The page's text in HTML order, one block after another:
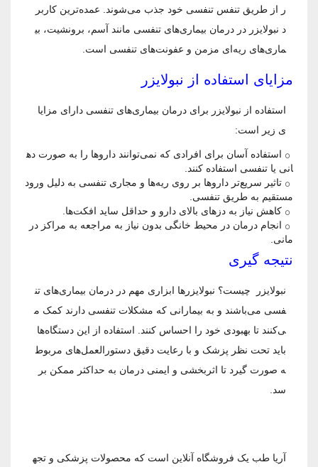
ر از طریق تنفس تنفسی خود جذب می‌شوند. عمده‌ترین کاربر
د نبولایزر در درمان بیماری‌های تنفسی مانند آسم، برونشیت، بی
ماری‌های ریه‌ای مزمن و عفونت‌های تنفسی است.
مزایای استفاده از نبولایزر
استفاده از نبولایزر برای درمان بیماری‌های تنفسی دارای مزایا
ی زیر است:
استفاده آسان برای افرادی که نمی‌توانند داروها را به صورت ده
انی یا تنفسی استفاده کنند.
تاثیر سریع‌تر داروها بر روی ریه‌ها و مجاری تنفسی به دلیل ورود
مستقیم به طریق تنفسی.
کاهش نیاز به دزهای بالای دارو و حداقل ساید افکت‌ها.
انجام درمان در محیط خانگی بدون نیاز به مراجعه به مراکز در
مانی.
نتیجه گیری
نبولایزر چیست؟ نبولایزرها ابزاری مهم در درمان بیماری‌های تن
فسی می‌باشند و به بیمارانی که مشکلات تنفسی دارند کمک م
ی‌کنند تا بهبودی خود را احساس کنند. استفاده از این دستگاه‌ها
باید تحت نظر پزشک و با رعایت دقیق دستورالعمل‌های مربوط
ه صورت گیرد تا اثربخشی و ایمنی درمان به حداکثر ممکن بر
سد.
آریا طب یک فروشگاه آنلاین است که محصولات پزشکی و تجه